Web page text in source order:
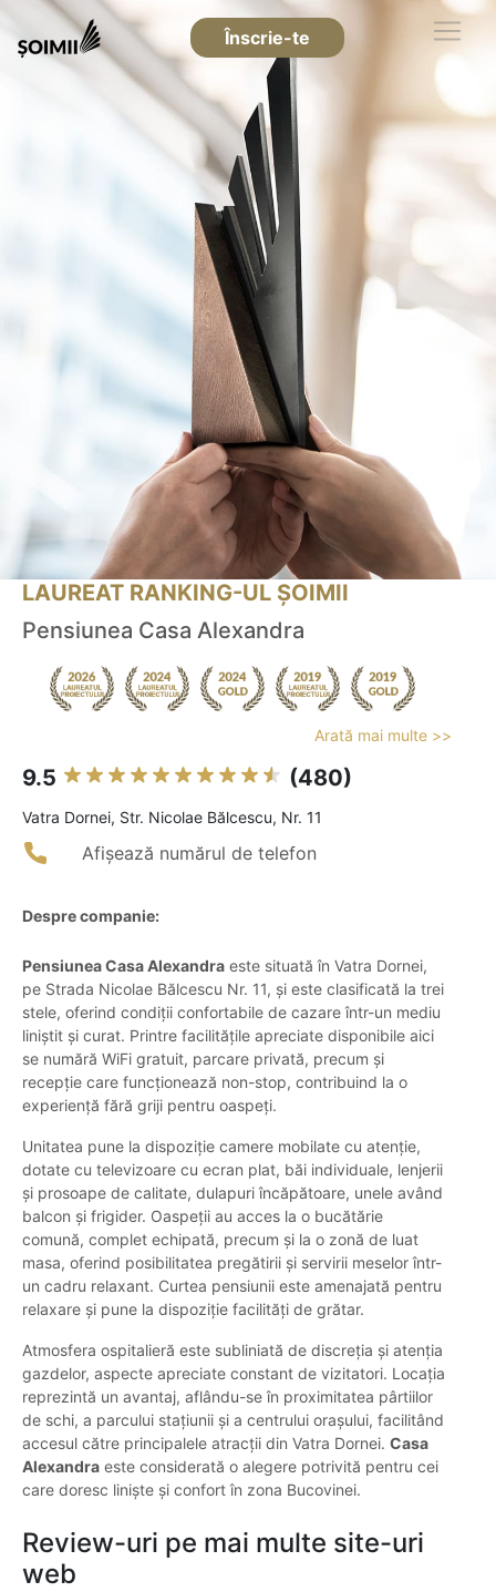
Înscrie-te
LAUREAT RANKING-UL ȘOIMII
Pensiunea Casa Alexandra
Arată mai multe >>
9.5 (480)
Vatra Dornei, Str. Nicolae Bălcescu, Nr. 11
Afișează numărul de telefon
Despre companie:
Pensiunea Casa Alexandra este situată în Vatra Dornei,
pe Strada Nicolae Bălcescu Nr. 11, și este clasificată la trei
stele, oferind condiții confortabile de cazare într-un mediu
liniștit și curat. Printre facilitățile apreciate disponibile aici
se numără WiFi gratuit, parcare privată, precum și
recepție care funcționează non-stop, contribuind la o
experiență fără griji pentru oaspeți.
Unitatea pune la dispoziție camere mobilate cu atenție,
dotate cu televizoare cu ecran plat, băi individuale, lenjerii
și prosoape de calitate, dulapuri încăpătoare, unele având
balcon și frigider. Oaspeții au acces la o bucătărie
comună, complet echipată, precum și la o zonă de luat
masa, oferind posibilitatea pregătirii și servirii meselor într-
un cadru relaxant. Curtea pensiunii este amenajată pentru
relaxare și pune la dispoziție facilități de grătar.
Atmosfera ospitalieră este subliniată de discreția și atenția
gazdelor, aspecte apreciate constant de vizitatori. Locația
reprezintă un avantaj, aflându-se în proximitatea pârtiilor
de schi, a parcului stațiunii și a centrului orașului, facilitând
accesul către principalele atracții din Vatra Dornei. Casa
Alexandra este considerată o alegere potrivită pentru cei
care doresc liniște și confort în zona Bucovinei.
Review-uri pe mai multe site-uri
web